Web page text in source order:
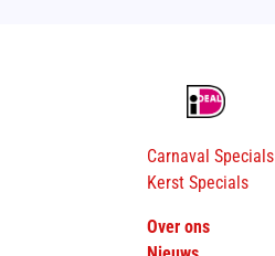
Carnaval Specials
Kerst Specials
Over ons